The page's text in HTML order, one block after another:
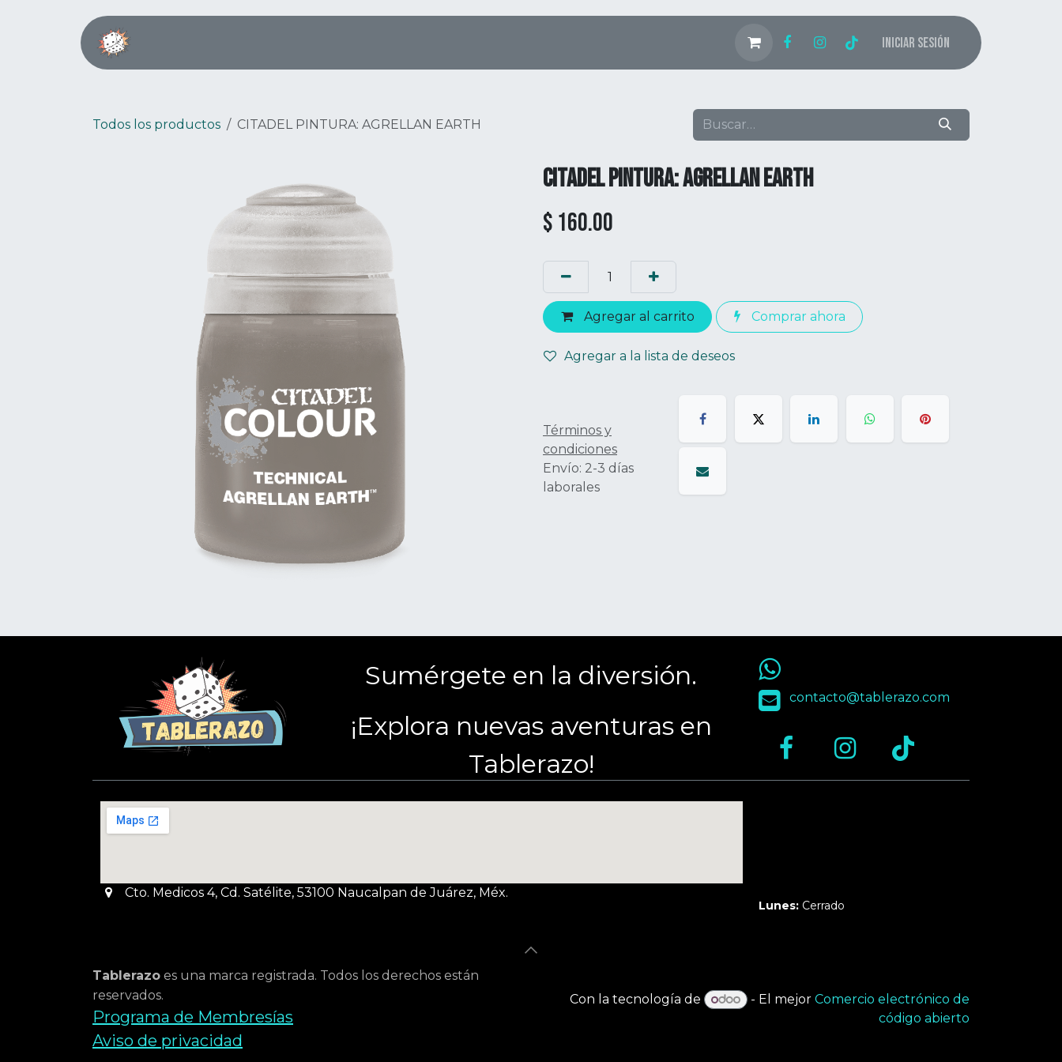
Iniciar sesión
Todos los productos CITADEL PINTURA: AGRELLAN EARTH
CITADEL PINTURA: AGRELLAN EARTH
$ 160.00
Agregar al carrito Comprar ahora
Agregar a la lista de deseos
Términos y
condiciones
Envío: 2-3 días
laborales
Sumérgete en la diversión.
¡Explora nuevas aventuras en
Tablerazo!
55 9563 4848
contacto@tablerazo.com
Cto. Medicos 4, Cd. Satélite, 53100 Naucalpan de Juárez, Méx.
Lunes:Cerrado
Tablerazo es una marca registrada. Todos los derechos están
reservados.
Programa de Membresías
Aviso de privacidad
Con la tecnología de - El mejor Comercio electrónico de
código abierto